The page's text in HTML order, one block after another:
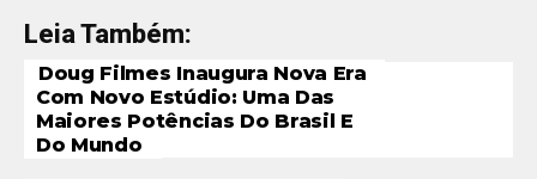
Leia Também:
Doug Filmes Inaugura Nova Era
Com Novo Estúdio: Uma Das
Maiores Potências Do Brasil E
Do Mundo